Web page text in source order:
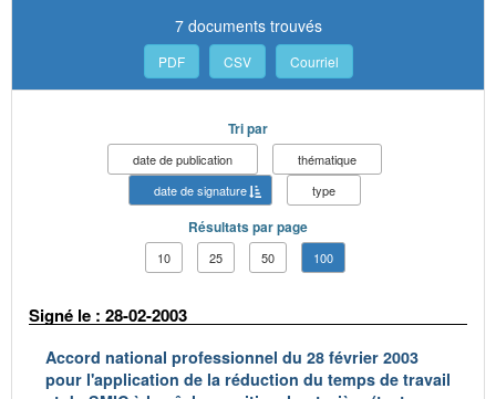
7 documents trouvés
PDF CSV Courriel
Tri par
date de publication
thématique
date de signature
type
Résultats par page
10 25 50 100
Signé le : 28-02-2003
Accord national professionnel du 28 février 2003
pour l'application de la réduction du temps de travail